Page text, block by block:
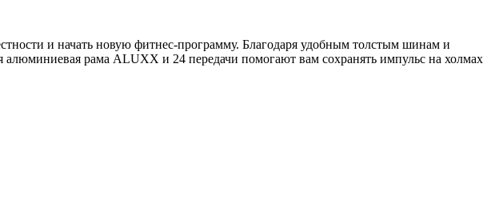
и начать новую фитнес-программу. Благодаря удобным толстым шинам и
алюминиевая рама ALUXX и 24 передачи помогают вам сохранять импульс на холмах